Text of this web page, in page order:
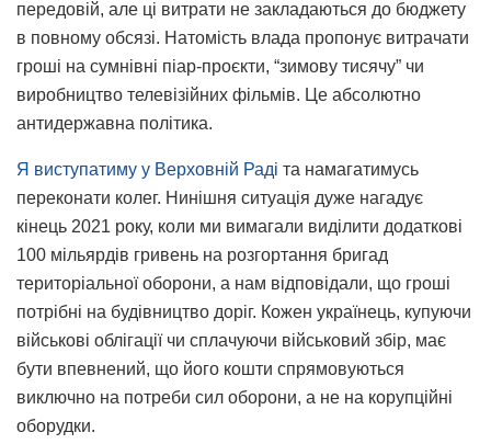
передовій, але ці витрати не закладаються до бюджету
в повному обсязі. Натомість влада пропонує витрачати
гроші на сумнівні піар-проєкти, “зимову тисячу” чи
виробництво телевізійних фільмів. Це абсолютно
антидержавна політика.
Я виступатиму у Верховній Раді та намагатимусь
переконати колег. Нинішня ситуація дуже нагадує
кінець 2021 року, коли ми вимагали виділити додаткові
100 мільярдів гривень на розгортання бригад
територіальної оборони, а нам відповідали, що гроші
потрібні на будівництво доріг. Кожен українець, купуючи
військові облігації чи сплачуючи військовий збір, має
бути впевнений, що його кошти спрямовуються
виключно на потреби сил оборони, а не на корупційні
оборудки.